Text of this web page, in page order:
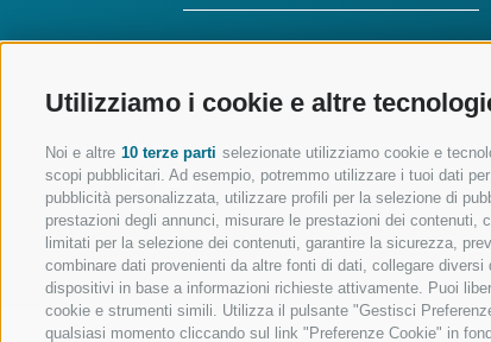
Utilizziamo i cookie e altre
Noi e altre 10 terze parti selezionate utilizziamo cookie e
scopi pubblicitari. Ad esempio, potremmo utilizzare i tuoi dati
pubblicità personalizzata, utilizzare profili per la selezione di
prestazioni degli annunci, misurare le prestazioni dei
limitati per la selezione dei contenuti, garantire la sicurezza,
combinare dati provenienti da altre fonti di dati, collegare
dispositivi in base a informazioni richieste attivamente. Puoi
cookie e strumenti simili. Utilizza il pulsante "Gestisci
qualsiasi momento cliccando sul link "Preferenze Cookie" in
SEGUICI SUI SOCIAL